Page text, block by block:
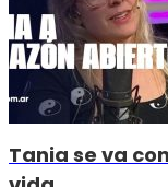
Tania se va